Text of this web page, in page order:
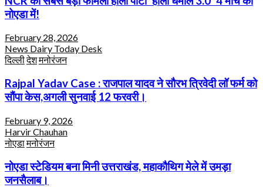
नोएडा में!
February 28, 2026
News Dairy Today Desk
दिल्लीदेशमनोरंजन
Rajpal Yadav Case : राजपाल यादव ने सौरभ त्रिवेदी लॉ फर्म को
सौंपा केस,अगली सुनवाई 12 फरवरी।
February 9, 2026
Harvir Chauhan
नोएडामनोरंजन
नोएडा स्टेडियम बना मिनी उत्तराखंड, महाकौथिग मेले में उमड़ा
जनसैलाब।